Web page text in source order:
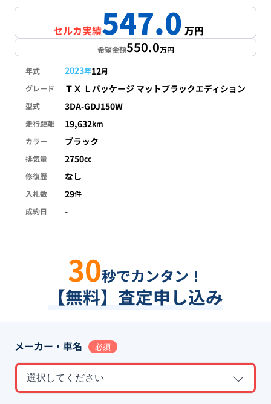
セルカ実績547.0万円
希望金額550.0万円
年式 2023年12月
グレード
ＴＸ Ｌパッケージ マットブラックエディション
型式 3DA-GDJ150W
走行距離 19,632km
カラー
ブラック
排気量 2750cc
修復歴
なし
入札数 29件
成約日
-
30秒でカンタン！
【無料】査定申し込み
メーカー・車名 必須
選択してください